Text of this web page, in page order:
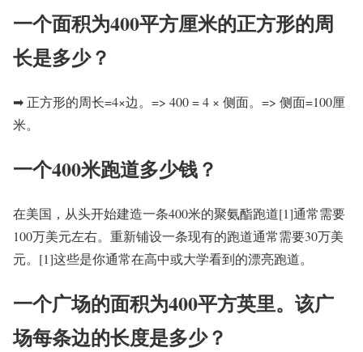
一个面积为400平方厘米的正方形的周
长是多少？
➡ 正方形的周长=4×边。=> 400 = 4 × 侧面。=> 侧面=100厘
米。
一个400米跑道多少钱？
在美国，从头开始建造一条400米的聚氨酯跑道[1]通常需要
100万美元左右。重新铺设一条现有的跑道通常需要30万美
元。[1]这些是你通常在高中或大学看到的漂亮跑道。
一个广场的面积为400平方英里。该广
场每条边的长度是多少？